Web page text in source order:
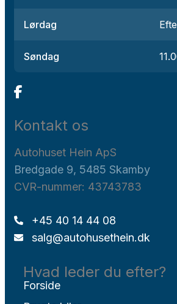
Lørdag
Søndag
Kontakt os
Autohuset Hein ApS
Bredgade 9, 5485 Skamby
CVR-nummer: 43743783
+45 40 14 44 08
salg@autohusethein.dk
Hvad leder du efter?
Forside